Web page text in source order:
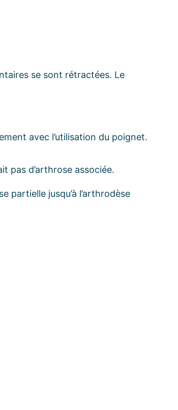
se sont rétractées. Le
avec l’utilisation du poignet.
pas d’arthrose associée.
partielle jusqu’à l’arthrodèse